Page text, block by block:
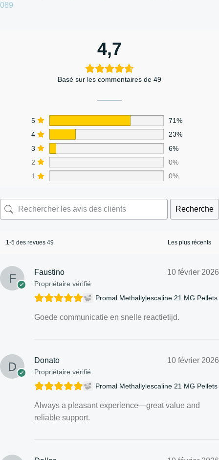
089
4,7
Basé sur les commentaires de 49
5
71%
4
23%
3
6%
2
0%
1
0%
Recherche
1-5 des revues 49
Faustino
Propriétaire vérifié
10 février 2026
Promal Methallylescaline 21 MG Pellets
Goede communicatie en snelle reactietijd.
Donato
Propriétaire vérifié
10 février 2026
Promal Methallylescaline 21 MG Pellets
Always a pleasant experience—great value and
reliable support.